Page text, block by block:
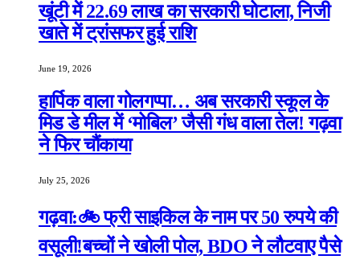
खूंटी में 22.69 लाख का सरकारी घोटाला, निजी
खाते में ट्रांसफर हुई राशि
June 19, 2026
हार्पिक वाला गोलगप्पा… अब सरकारी स्कूल के
मिड डे मील में ‘मोबिल’ जैसी गंध वाला तेल! गढ़वा
ने फिर चौंकाया
July 25, 2026
गढ़वा:🚲 फ्री साइकिल के नाम पर 50 रुपये की
वसूली!बच्चों ने खोली पोल, BDO ने लौटवाए पैसे